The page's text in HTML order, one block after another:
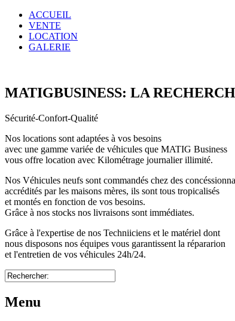
ACCUEIL
VENTE
LOCATION
GALERIE
MATIGBUSINESS: LA
Sécurité-Confort-Qualité
Nos locations sont adaptées à vos besoins
avec une gamme variée de véhicules que MATIG Business
vous offre location avec Kilométrage journalier illimité.
Nos Véhicules neufs sont commandés chez des
accrédités par les maisons mères, ils sont tous tropicalisés
et montés en fonction de vos besoins.
Grâce à nos stocks nos livraisons sont immédiates.
Grâce à l'expertise de nos Techniiciens et le matériel dont
nous disposons nos équipes vous garantissent la répararion
et l'entretien de vos véhicules 24h/24.
Menu